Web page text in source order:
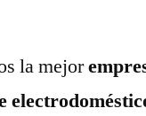
la mejor